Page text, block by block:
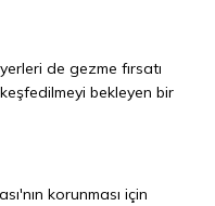
de gezme fırsatı
bekleyen bir
korunması için